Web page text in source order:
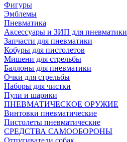
Фигуры
Эмблемы
Пневматика
Аксессуары и ЗИП для пневматики
Запчасти для пневматики
Кобуры для пистолетов
Мишени для стрельбы
Баллоны для пневматики
Очки для стрельбы
Наборы для чистки
Пули и шарики
ПНЕВМАТИЧЕСКОЕ ОРУЖИЕ
Винтовки пневматические
Пистолеты пневматические
СРЕДСТВА САМООБОРОНЫ
Отпугиватели собак